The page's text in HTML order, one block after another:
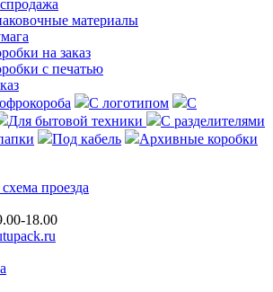
материалы
на заказ
с печатью
С логотипом
С
Для бытовой техники
С разделителями
Под кабель
Архивные коробки
проезда
18.00